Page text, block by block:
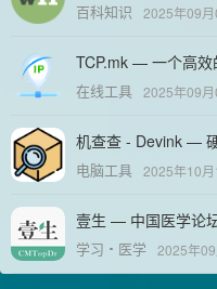
百科知识 2025年09月
TCP.mk — 一个高效
在线工具 2025年09月
机查查 - Devink —
电脑工具 2025年10月
壹生 — 中国医学论
学习 医学 2025年